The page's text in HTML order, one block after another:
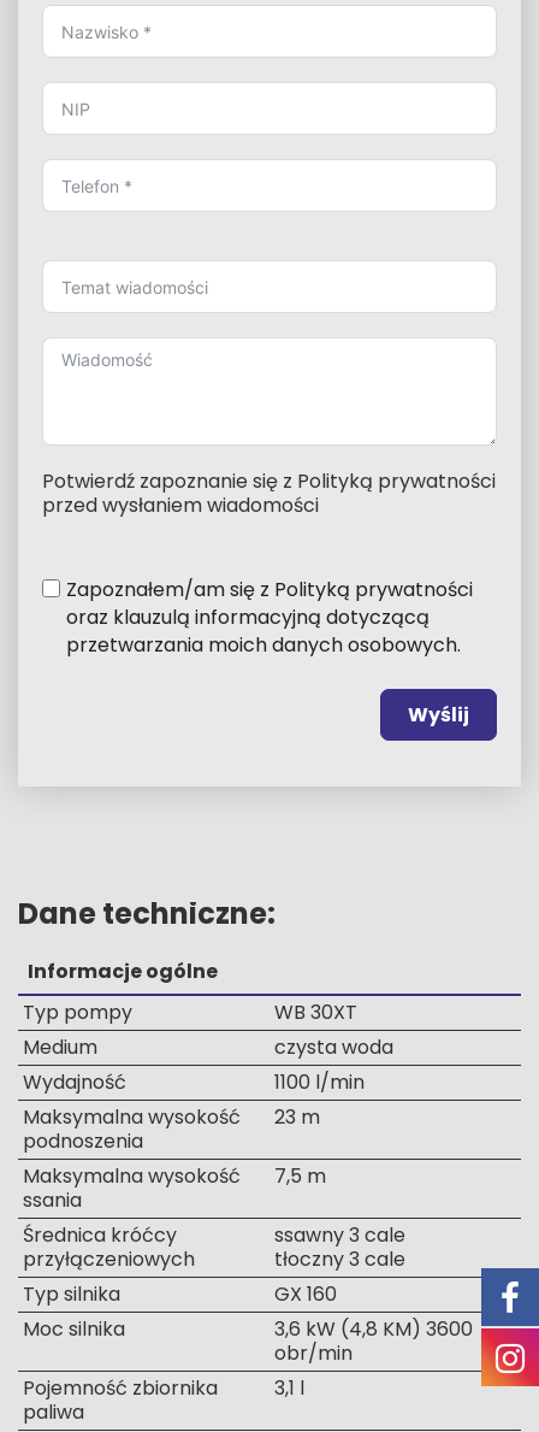
Potwierdź zapoznanie się z Polityką prywatności
przed wysłaniem wiadomości
Zapoznałem/am się z Polityką prywatności
oraz klauzulą informacyjną dotyczącą
przetwarzania moich danych osobowych.
Wyślij
Dane techniczne:
Informacje ogólne
Typ pompy
WB 30XT
Medium
czysta woda
Wydajność
1100 l/min
Maksymalna wysokość
podnoszenia
23 m
Maksymalna wysokość
ssania
7,5 m
Średnica króćcy
przyłączeniowych
ssawny 3 cale
tłoczny 3 cale
Typ silnika
GX 160
Moc silnika
3,6 kW (4,8 KM) 3600
obr/min
Pojemność zbiornika
paliwa
3,1 l